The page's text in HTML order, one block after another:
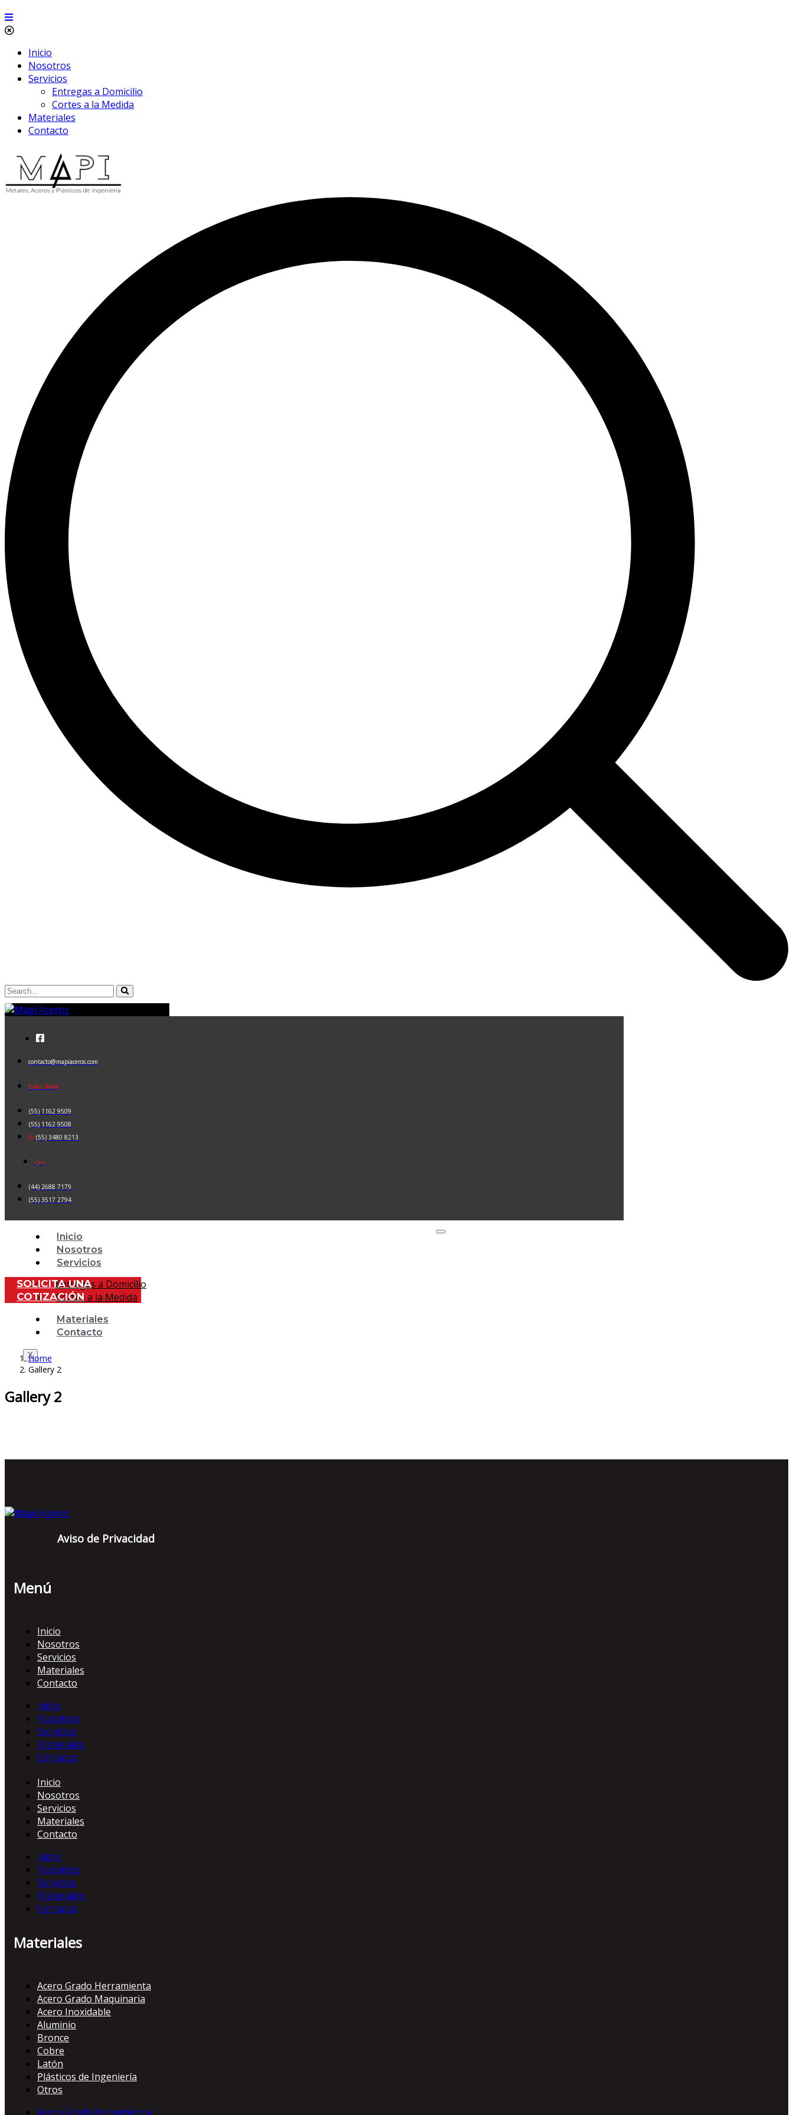
Inicio
Nosotros
Servicios
Entregas a Domicilio
Cortes a la Medida
Materiales
Contacto
contacto@mapiaceros.com
Edo. Mex
(55) 1162 9509
(55) 1162 9508
(55) 3480 8213
Qro.
(44) 2688 7179
(55) 3517 2794
Inicio
Nosotros
Servicios
Entregas a Domicilio
Cortes a la Medida
Materiales
Contacto
X
SOLICITA UNA
COTIZACIÓN
Home
Gallery 2
Gallery 2
Aviso de Privacidad
Menú
Inicio
Nosotros
Servicios
Materiales
Contacto
Inicio
Nosotros
Servicios
Materiales
Contacto
Inicio
Nosotros
Servicios
Materiales
Contacto
Inicio
Nosotros
Servicios
Materiales
Contacto
Materiales
Acero Grado Herramienta
Acero Grado Maquinaria
Acero Inoxidable
Aluminio
Bronce
Cobre
Latón
Plásticos de Ingeniería
Otros
Acero Grado Herramienta